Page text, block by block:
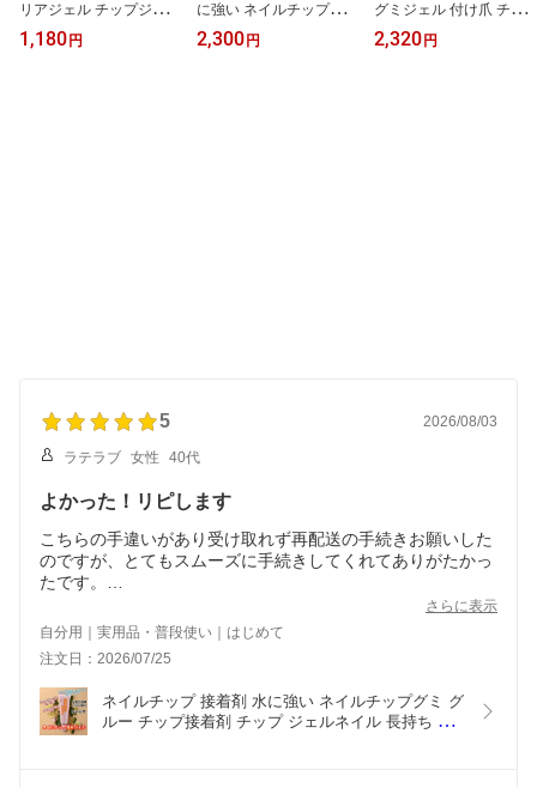
リアジェル チップジェル
つけ爪 粘着グミ 繰り返
し 使える 接着剤 ネイル
1,180 円
に強い ネイルチップグミ
グルー チップ接着剤 チ
ップ ジェルネイル 長持
2,300 円
グミジェル 付け爪 チッ
プジェル ガムジェル ク
リアジェル 粘着グミ 固
2,320 円
5 2026/08/03
ラテラブ 女性 40代
よかった！リピします
こちらの手違いがあり受け取れず再配送の手続きお願いした
のですが、とてもスムーズに手続きしてくれてありがたかっ
たです。
商品はとてもいいです
インスタでこちらのサイトを見ながらやったら簡単にできま
した。
類似してるものをよく使ってきましたが、こちらは硬化後固
くなるのがいいです。
ジェルが硬くて横に流れにくいのもいい
さらに表示
自分用｜実用品・普段使い｜はじめて
注文日：2026/07/25
ネイルチップ 接着剤 水に強い ネイルチップグミ グ
ルー チップ接着剤 チップ ジェルネイル 長持ち ネ